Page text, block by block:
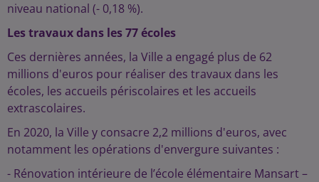
niveau national (- 0,18 %).
Les travaux dans les 77 écoles
Ces dernières années, la Ville a engagé plus de 62
millions d'euros pour réaliser des travaux dans les
écoles, les accueils périscolaires et les accueils
extrascolaires.
En 2020, la Ville y consacre 2,2 millions d'euros, avec
notamment les opérations d'envergure suivantes :
- Rénovation intérieure de l’école élémentaire Mansart –